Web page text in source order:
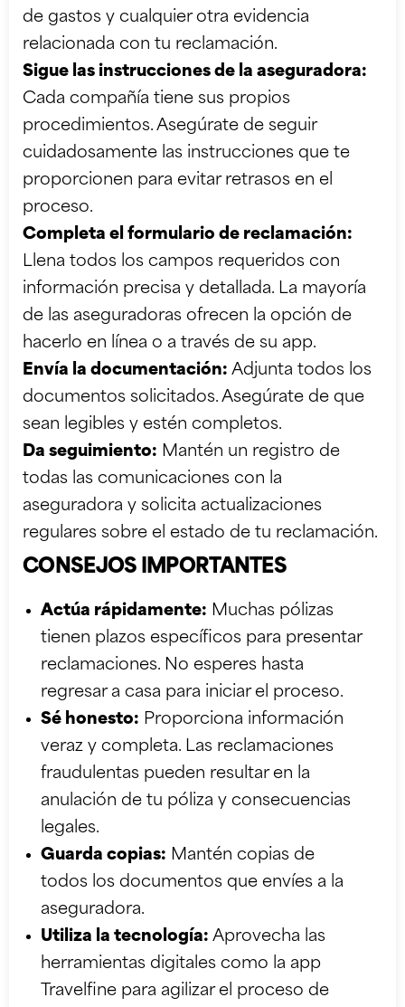
de gastos y cualquier otra evidencia
relacionada con tu reclamación.
Sigue las instrucciones de la aseguradora:
Cada compañía tiene sus propios
procedimientos. Asegúrate de seguir
cuidadosamente las instrucciones que te
proporcionen para evitar retrasos en el
proceso.
Completa el formulario de reclamación:
Llena todos los campos requeridos con
información precisa y detallada. La mayoría
de las aseguradoras ofrecen la opción de
hacerlo en línea o a través de su app.
Envía la documentación: Adjunta todos los
documentos solicitados. Asegúrate de que
sean legibles y estén completos.
Da seguimiento: Mantén un registro de
todas las comunicaciones con la
aseguradora y solicita actualizaciones
regulares sobre el estado de tu reclamación.
CONSEJOS IMPORTANTES
Actúa rápidamente: Muchas pólizas
tienen plazos específicos para presentar
reclamaciones. No esperes hasta
regresar a casa para iniciar el proceso.
Sé honesto: Proporciona información
veraz y completa. Las reclamaciones
fraudulentas pueden resultar en la
anulación de tu póliza y consecuencias
legales.
Guarda copias: Mantén copias de
todos los documentos que envíes a la
aseguradora.
Utiliza la tecnología: Aprovecha las
herramientas digitales como la app
Travelfine para agilizar el proceso de